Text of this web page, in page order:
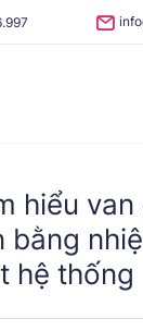
hiểu
bằng
hệ thống